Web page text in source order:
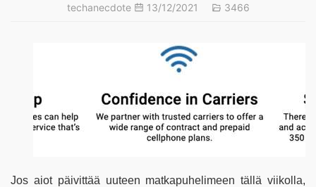
techanecdote 13/12/2021 3466
Jos aiot päivittää uuteen matkapuhelimeen tällä viikolla,